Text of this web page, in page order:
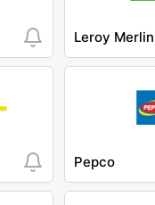
Leroy Merlin
Pepco